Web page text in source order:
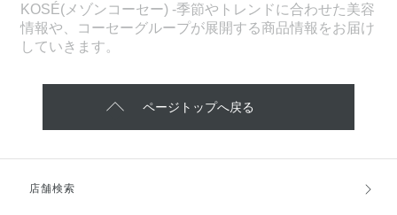
KOSÉ(メゾンコーセー) -季節やトレンドに合わせた美容
情報や、コーセーグループが展開する商品情報をお届け
していきます。
ページトップへ戻る
店舗検索